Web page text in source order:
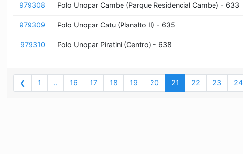
979308 Polo Unopar Cambe (Parque Residencial Cambe) - 633
979309 Polo Unopar Catu (Planalto II) - 635
979310 Polo Unopar Piratini (Centro) - 638
❮ 1 .. 16 17 18 19 20 21 22 23 24